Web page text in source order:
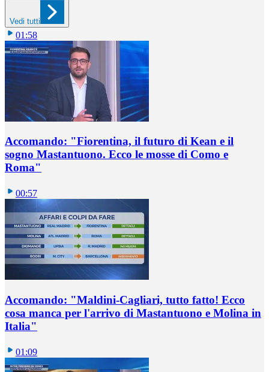
Vedi tutti
01:58
Accomando: "Fiorentina, il futuro di Kean e il
sogno Mastantuono. Ecco le mosse di Como e
Roma"
00:57
Accomando: "Maldini-Cagliari, tutto fatto! Ecco
cosa manca per l'arrivo di Mastantuono e Molina in
Italia"
01:09